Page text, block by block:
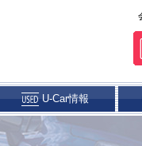
U-Car情報